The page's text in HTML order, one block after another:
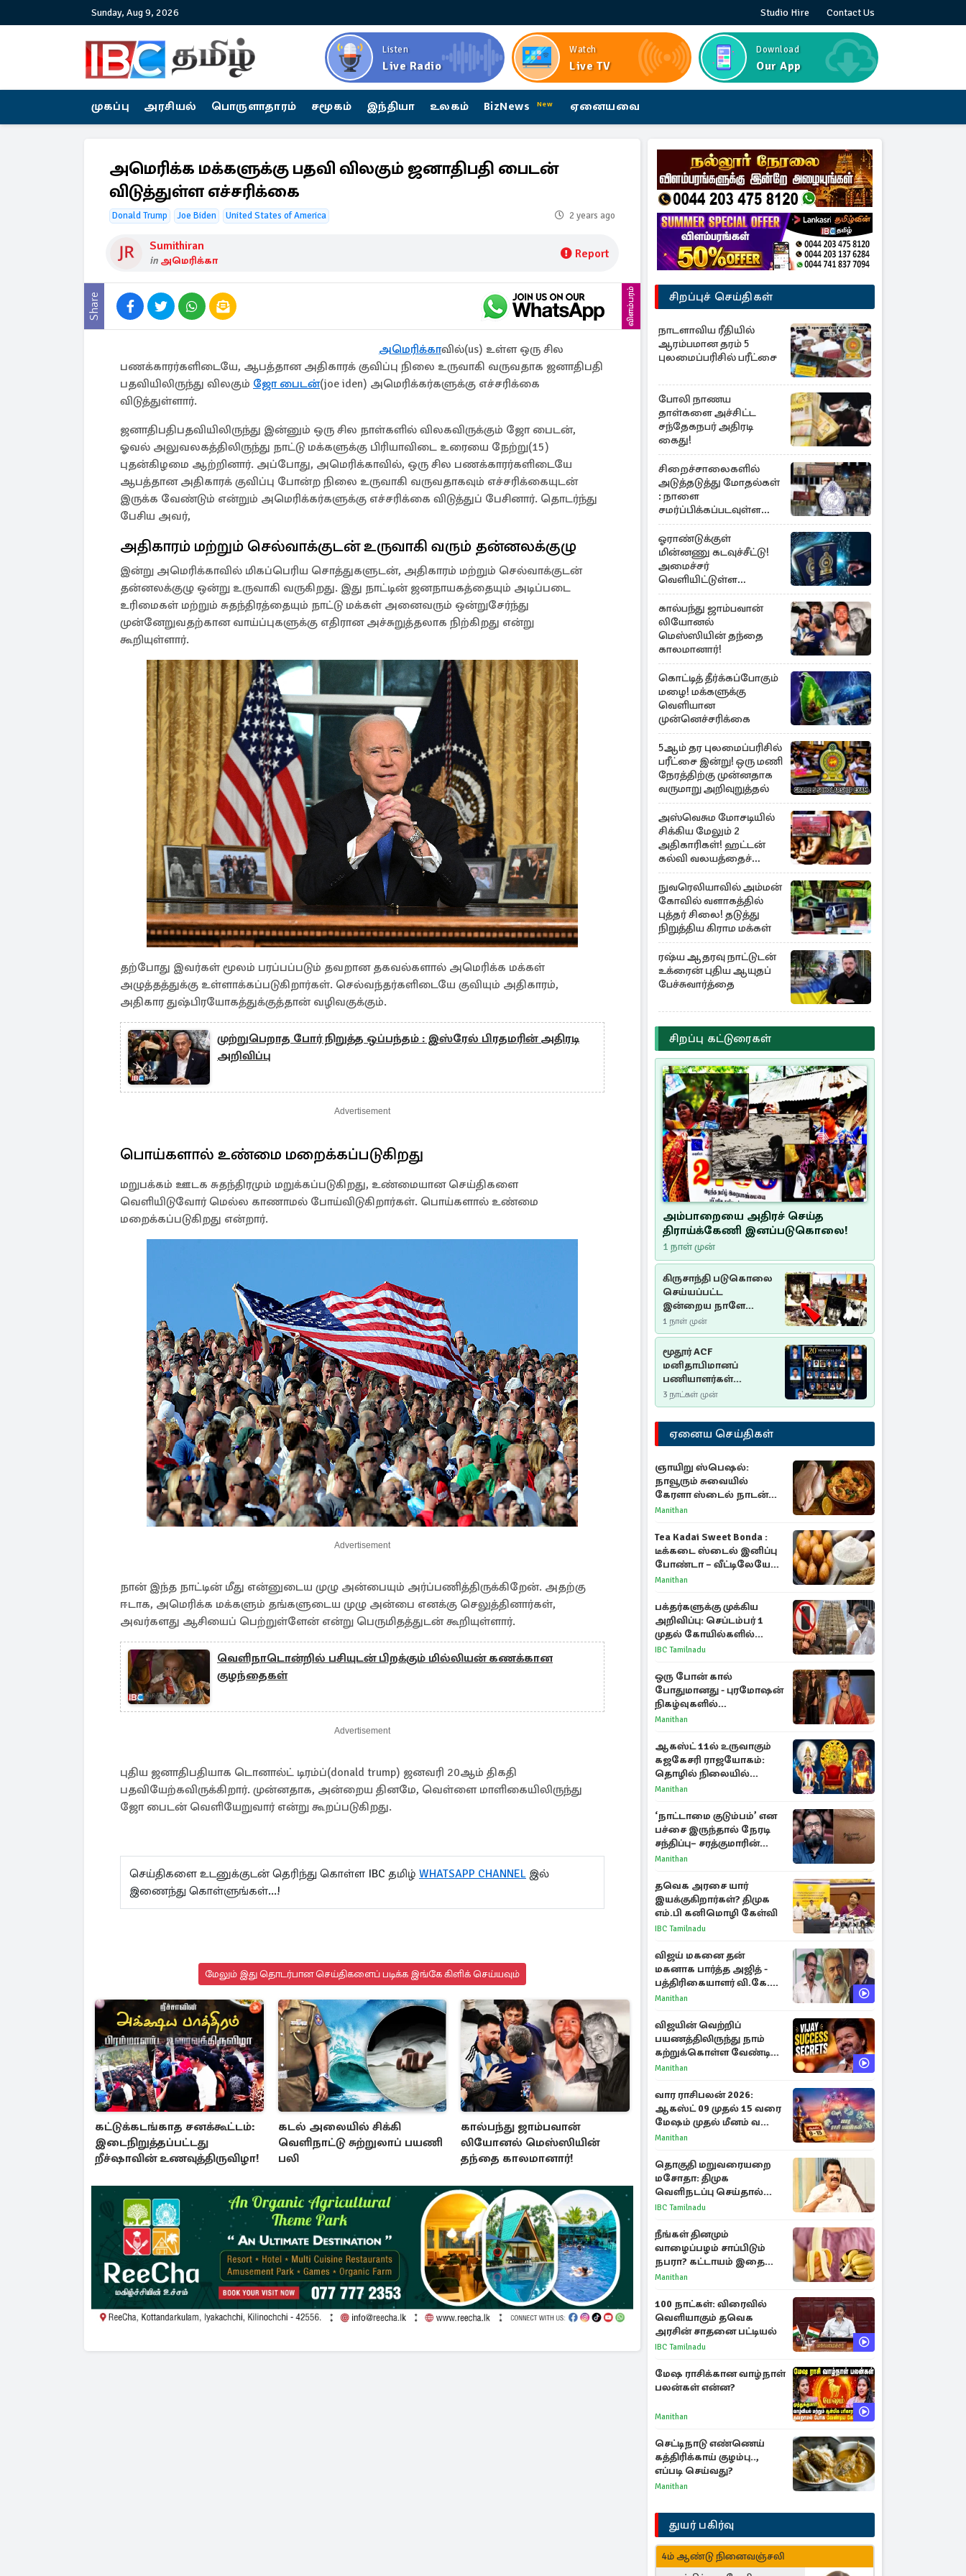
Sunday, Aug 9, 2026 Studio Hire Contact Us
Listen
Live Radio
Watch
Live TV
Download
Our App
முகப்பு அரசியல் பொருளாதாரம் சமூகம் இந்தியா உலகம் BizNews New ஏனையவை
அமெரிக்க மக்களுக்கு பதவி விலகும் ஜனாதிபதி பைடன்
விடுத்துள்ள எச்சரிக்கை
Donald Trump Joe Biden United States of America 2 years ago
Sumithiran
in அமெரிக்கா Report
Share விளம்பரம்
அமெரிக்காவில்(us) உள்ள ஒரு சில
பணக்காரர்களிடையே, ஆபத்தான அதிகாரக் குவிப்பு நிலை உருவாகி வருவதாக ஜனாதிபதி
பதவியிலிருந்து விலகும் ஜோ பைடன்(joe iden) அமெரிக்கர்களுக்கு எச்சரிக்கை
விடுத்துள்ளார்.
ஜனாதிபதிபதவியிலிருந்து இன்னும் ஒரு சில நாள்களில் விலகவிருக்கும் ஜோ பைடன்,
ஓவல் அலுவலகத்திலிருந்து நாட்டு மக்களுக்கு பிரியாவிடை உரையை நேற்று(15)
புதன்கிழமை ஆற்றினார். அப்போது, அமெரிக்காவில், ஒரு சில பணக்காரர்களிடையே
ஆபத்தான அதிகாரக் குவிப்பு போன்ற நிலை உருவாகி வருவதாகவும் எச்சரிக்கையுடன்
இருக்க வேண்டும் என்றும் அமெரிக்கர்களுக்கு எச்சரிக்கை விடுத்துப் பேசினார். தொடர்ந்து
பேசிய அவர்,
அதிகாரம் மற்றும் செல்வாக்குடன் உருவாகி வரும் தன்னலக்குழு
இன்று அமெரிக்காவில் மிகப்பெரிய சொத்துகளுடன், அதிகாரம் மற்றும் செல்வாக்குடன்
தன்னலக்குழு ஒன்று உருவாகி வருகிறது. இது நாட்டின் ஜனநாயகத்தையும் அடிப்படை
உரிமைகள் மற்றும் சுதந்திரத்தையும் நாட்டு மக்கள் அனைவரும் ஒன்றுசேர்ந்து
முன்னேறுவதற்கான வாய்ப்புகளுக்கு எதிரான அச்சுறுத்தலாக நிற்கிறது என்று
கூறியுள்ளார்.
தற்போது இவர்கள் மூலம் பரப்பப்படும் தவறான தகவல்களால் அமெரிக்க மக்கள்
அழுத்தத்துக்கு உள்ளாக்கப்படுகிறார்கள். செல்வந்தர்களிடையே குவியும் அதிகாரம்,
அதிகார துஷ்பிரயோகத்துக்குத்தான் வழிவகுக்கும்.
முற்றுபெறாத போர் நிறுத்த ஒப்பந்தம் : இஸ்ரேல் பிரதமரின் அதிரடி
அறிவிப்பு
Advertisement
பொய்களால் உண்மை மறைக்கப்படுகிறது
மறுபக்கம் ஊடக சுதந்திரமும் மறுக்கப்படுகிறது, உண்மையான செய்திகளை
வெளியிடுவோர் மெல்ல காணாமல் போய்விடுகிறார்கள். பொய்களால் உண்மை
மறைக்கப்படுகிறது என்றார்.
Advertisement
நான் இந்த நாட்டின் மீது என்னுடைய முழு அன்பையும் அர்ப்பணித்திருக்கிறேன். அதற்கு
ஈடாக, அமெரிக்க மக்களும் தங்களுடைய முழு அன்பை எனக்கு செலுத்தினார்கள்,
அவர்களது ஆசியைப் பெற்றுள்ளேன் என்று பெருமிதத்துடன் கூறியுள்ளார்.
வெளிநாடொன்றில் பசியுடன் பிறக்கும் மில்லியன் கணக்கான
குழந்தைகள்
Advertisement
புதிய ஜனாதிபதியாக டொனால்ட் டிரம்ப்(donald trump) ஜனவரி 20ஆம் திகதி
பதவியேற்கவிருக்கிறார். முன்னதாக, அன்றைய தினமே, வெள்ளை மாளிகையிலிருந்து
ஜோ பைடன் வெளியேறுவார் என்று கூறப்படுகிறது.
செய்திகளை உடனுக்குடன் தெரிந்து கொள்ள IBC தமிழ் WHATSAPP CHANNEL இல்
இணைந்து கொள்ளுங்கள்...!
மேலும் இது தொடர்பான செய்திகளைப் படிக்க இங்கே கிளிக் செய்யவும்
கட்டுக்கடங்காத சனக்கூட்டம்:
இடைநிறுத்தப்பட்டது
றீச்ஷாவின் உணவுத்திருவிழா!
கடல் அலையில் சிக்கி
வெளிநாட்டு சுற்றுலாப் பயணி
பலி
கால்பந்து ஜாம்பவான்
லியோனல் மெஸ்ஸியின்
தந்தை காலமானார்!
சிறப்புச் செய்திகள்
நாடளாவிய ரீதியில்
ஆரம்பமான தரம் 5
புலமைப்பரிசில் பரீட்சை
போலி நாணய
தாள்களை அச்சிட்ட
சந்தேகநபர் அதிரடி
கைது!
சிறைச்சாலைகளில்
அடுத்தடுத்து மோதல்கள்
: நாளை
சமர்ப்பிக்கப்படவுள்ள
அறிக்கை
ஓராண்டுக்குள்
மின்னணு கடவுச்சீட்டு!
அமைச்சர்
வெளியிட்டுள்ள
அறிவிப்பு
கால்பந்து ஜாம்பவான்
லியோனல்
மெஸ்ஸியின் தந்தை
காலமானார்!
கொட்டித் தீர்க்கப்போகும்
மழை! மக்களுக்கு
வெளியான
முன்னெச்சரிக்கை
5ஆம் தர புலமைப்பரிசில்
பரீட்சை இன்று! ஒரு மணி
நேரத்திற்கு முன்னதாக
வருமாறு அறிவுறுத்தல்
அஸ்வெசும மோசடியில்
சிக்கிய மேலும் 2
அதிகாரிகள்! ஹட்டன்
கல்வி வலயத்தைச்
சேர்ந்த 6 ஆசிரியர்கள்
குறித்து விசாரணை
நுவரெலியாவில் அம்மன்
கோவில் வளாகத்தில்
புத்தர் சிலை! தடுத்து
நிறுத்திய கிராம மக்கள்
ரஷ்ய ஆதரவு நாட்டுடன்
உக்ரைன் புதிய ஆயுதப்
பேச்சுவார்த்தை
சிறப்பு கட்டுரைகள்
அம்பாறையை அதிரச் செய்த
திராய்க்கேணி இனப்படுகொலை!
1 நாள் முன்
கிருசாந்தி படுகொலை
செய்யப்பட்ட
இன்றைய நாளே
செம்மணி
இனப்படுகொலை
தினம்…!
1 நாள் முன்
மூதூர் ACF
மனிதாபிமானப்
பணியாளர்கள்
படுகொலை (2006): 20
ஆண்டுகளாகியும் நீதி
மறுக்கப்பட்ட
மனிதாபிமானப்
பேரவலம்
3 நாட்கள் முன்
ஏனைய செய்திகள்
ஞாயிறு ஸ்பெஷல்:
நாவூரும் சுவையில்
கேரளா ஸ்டைல் நாடன்
சிக்கன் குழம்பு ரெசிபி!
Manithan
Tea Kadai Sweet Bonda :
டீக்கடை ஸ்டைல் இனிப்பு
போண்டா – வீட்டிலேயே
செய்வது எப்படி?
Manithan
பக்தர்களுக்கு முக்கிய
அறிவிப்பு: செப்டம்பர் 1
முதல் கோயில்களில்
மொபைலுக்கு தடை!
IBC Tamilnadu
ஒரு போன் கால்
போதுமானது - புரமோஷன்
நிகழ்வுகளில்
பங்கேற்காதது குறித்து
Manithan
ஆகஸ்ட் 11ல் உருவாகும்
கஜகேசரி ராஜயோகம்:
தொழில் நிலையில்
அதிர்ஷ்டம் பெறும் 3
Manithan
‘நாட்டாமை குடும்பம்’ என
பச்சை இருந்தால் நேரடி
சந்திப்பு– சரத்குமாரின்
புதிய யோசனை
Manithan
தவெக அரசை யார்
இயக்குகிறார்கள்? திமுக
எம்.பி கனிமொழி கேள்வி
IBC Tamilnadu
விஜய் மகனை தன்
மகனாக பார்த்த அஜித் -
பத்திரிகையாளர் வி.கே.
சுந்தர் ஓபன் டாக்!
Manithan
விஜயின் வெற்றிப்
பயணத்திலிருந்து நாம்
கற்றுக்கொள்ள வேண்டிய
முக்கிய 3 விடயங்கள்!
Manithan
வார ராசிபலன் 2026:
ஆகஸ்ட் 09 முதல் 15 வரை
மேஷம் முதல் மீனம் வரை
முழு பலன்கள்
Manithan
தொகுதி மறுவரையறை
மசோதா: திமுக
வெளிநடப்பு செய்தால்
ஆதரவாகவே கருதப்படும்
IBC Tamilnadu
நீங்கள் தினமும்
வாழைப்பழம் சாப்பிடும்
நபரா? கட்டாயம் இதை
தெரிந்து கொள்ளுங்கள்
Manithan
100 நாட்கள்: விரைவில்
வெளியாகும் தவெக
அரசின் சாதனை பட்டியல்
IBC Tamilnadu
மேஷ ராசிக்கான வாழ்நாள்
பலன்கள் என்ன?
Manithan
செட்டிநாடு எண்ணெய்
கத்திரிக்காய் குழம்பு..,
எப்படி செய்வது?
Manithan
துயர் பகிர்வு
4ம் ஆண்டு நினைவஞ்சலி